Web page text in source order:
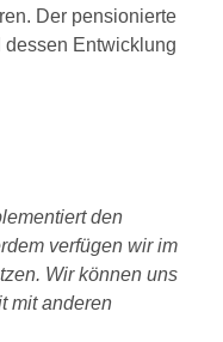
Der pensionierte
dessen Entwicklung
den
verfügen wir im
Wir können uns
mit anderen